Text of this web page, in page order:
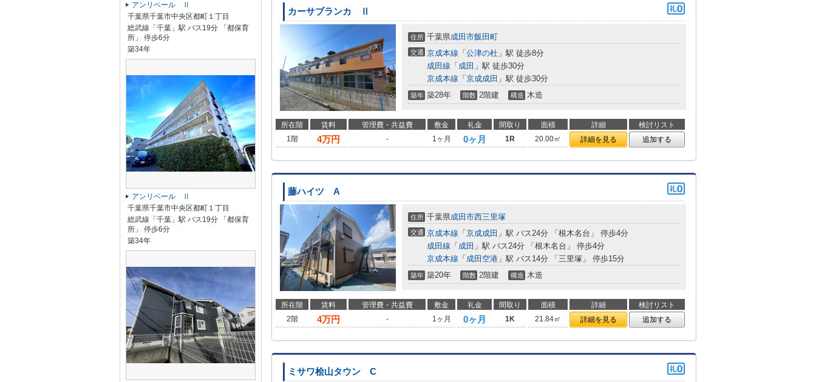
カーサブランカ Ⅱ
住所 千葉県成田市飯田町
交通 京成本線 「 公津の杜 」駅 徒歩8分
成田線 「 成田 」駅 徒歩30分
京成本線 「 京成成田 」駅 徒歩30分
築年 築28年 階数 2階建 構造 木造
所在階 賃料 管理費・共益費 敷金 礼金 間取り 面積 詳細
検討リスト
1階
4万円 - 1ヶ月 0ヶ月 1R 20.00㎡ 詳細を見る 追加する
藤ハイツ A
住所 千葉県成田市西三里塚
交通 京成本線 「 京成成田 」駅 バス24分 「根木名台」 停歩4分
成田線 「 成田 」駅 バス24分 「根木名台」 停歩4分
京成本線 「 成田空港 」駅 バス14分 「三里塚」 停歩15分
築年 築20年 階数 2階建 構造 木造
所在階 賃料 管理費・共益費 敷金 礼金 間取り 面積 詳細
検討リスト
2階
4万円 - 1ヶ月 0ヶ月 1K 21.84㎡ 詳細を見る 追加する
ミサワ桧山タウン C
アンリベール Ⅱ
千葉県千葉市中央区都町１丁目
総武線「千葉」駅 バス19分 「都保育
所」 停歩6分
築34年
アンリベール Ⅱ
千葉県千葉市中央区都町１丁目
総武線「千葉」駅 バス19分 「都保育
所」 停歩6分
築34年